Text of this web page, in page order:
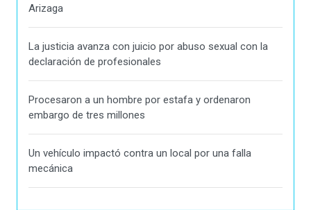
Arizaga
La justicia avanza con juicio por abuso sexual con la
declaración de profesionales
Procesaron a un hombre por estafa y ordenaron
embargo de tres millones
Un vehículo impactó contra un local por una falla
mecánica